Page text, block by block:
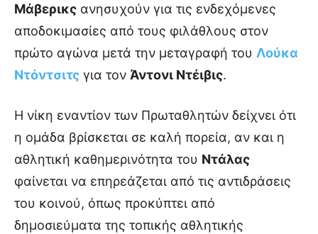
Μάβερικς ανησυχούν για τις ενδεχόμενες
αποδοκιμασίες από τους φιλάθλους στον
πρώτο αγώνα μετά την μεταγραφή του Λούκα
Ντόντσιτς για τον Άντονι Ντέιβις.
Η νίκη εναντίον των Πρωταθλητών δείχνει ότι
η ομάδα βρίσκεται σε καλή πορεία, αν και η
αθλητική καθημερινότητα του Ντάλας
φαίνεται να επηρεάζεται από τις αντιδράσεις
του κοινού, όπως προκύπτει από
δημοσιεύματα της τοπικής αθλητικής